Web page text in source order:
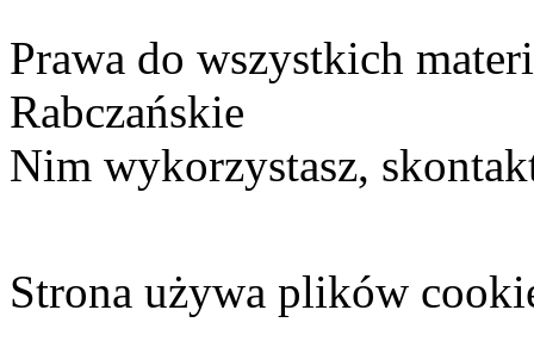
Prawa do wszystkich
Rabczańskie
Nim wykorzystasz,
Strona używa plików